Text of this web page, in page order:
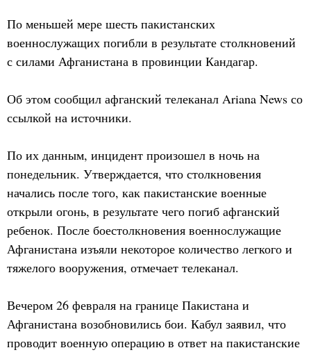
По меньшей мере шесть пакистанских
военнослужащих погибли в результате столкновений
с силами Афганистана в провинции Кандагар.
Об этом сообщил афганский телеканал Ariana News со
ссылкой на источники.
По их данным, инцидент произошел в ночь на
понедельник. Утверждается, что столкновения
начались после того, как пакистанские военные
открыли огонь, в результате чего погиб афганский
ребенок. После боестолкновения военнослужащие
Афганистана изъяли некоторое количество легкого и
тяжелого вооружения, отмечает телеканал.
Вечером 26 февраля на границе Пакистана и
Афганистана возобновились бои. Кабул заявил, что
проводит военную операцию в ответ на пакистанские